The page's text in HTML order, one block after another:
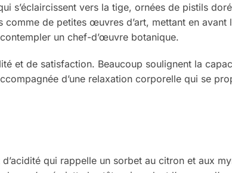
s’éclaircissent vers la tige, ornées de pistils
de petites œuvres d’art, mettant en avant
un chef-d’œuvre botanique.
et de satisfaction. Beaucoup soulignent la
d’une relaxation corporelle qui se
qui rappelle un sorbet au citron et aux